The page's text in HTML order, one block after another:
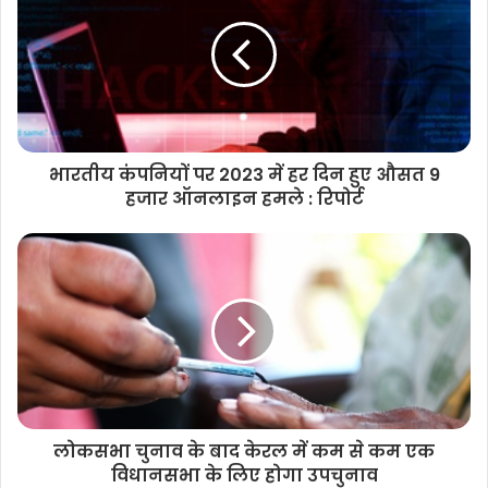
गाने लगते हैं। वहीं सुनील ग्रोवर भी अनोखे अंदाज में नजर आते हैं। इनके
अलावा, मौनी रॉय डार्क शेड किरदार में दिखाई देंगी।
विक्रांत ने टीवी शो ‘धूम मचाओ धूम’ से अपने एक्टिंग करियर की शुरुआत की
और ‘बालिका वधू’ से सुर्खियां बटोरीं। इसके बाद उन्होंने फिल्म इंडस्ट्री का
रुख किया।
उन्होंने रणवीर सिंह और सोनाक्षी सिन्हा स्टारा ‘लुटेरा’ से बॉलीवुड में डेब्यू
किया। 2023 में रिलीज हुई ’12वीं फेल’ से उन्हें स्टारडम मिला।
‘ब्लैकआउट’ को जियो स्टूडियोज और 11:11 प्रोडक्शंस ने बनाया है। जियो
स्टूडियोज के तहत ज्योति देशपांडे द्वारा और 11:11 प्रोडक्शंस के तहत नीरज
कोठारी द्वारा निर्मित, ‘ब्लैकआउट’ 7 जून को जियो सिनेमा पर रिलीज होने के
लिए तैयार है।
–आईएएनएस
भारतीय कंपनियों पर 2023 में हर दिन हुए औसत 9
हजार ऑनलाइन हमले : रिपोर्ट
लोकसभा चुनाव के बाद केरल में कम से कम एक
विधानसभा के लिए होगा उपचुनाव